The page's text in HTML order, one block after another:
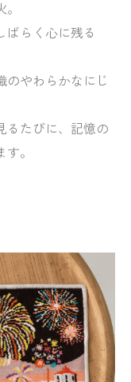
ばらく心に残る
のやわらかなにじ
るたびに、記憶の
。